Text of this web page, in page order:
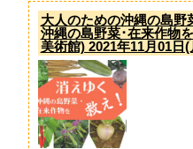
大人のための沖縄の島野
沖縄の島野菜･在来作物
美術館) 2021年11月01日(